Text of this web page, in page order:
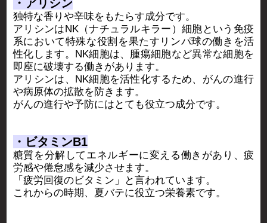
・アリシン
独特な香りや辛味をもたらす成分です。
アリシンはNK（ナチュラルキラー）細胞という免疫
系において特殊な役割を果たすリンパ球の働きを活
性化します。NK細胞は、腫瘍細胞など異常な細胞を
即座に破壊する働きがあります。
アリシンは、NK細胞を活性化するため、がんの進行
や病原体の拡散を防きます。
がんの進行や予防にはとても役立つ成分です。
・ビタミンB1
糖質を分解してエネルギーに変える働きがあり、疲
労感や倦怠感を減少させます。
「疲労回復のビタミン」と言われています。
これからの時期、夏バテに役立つ栄養素です。